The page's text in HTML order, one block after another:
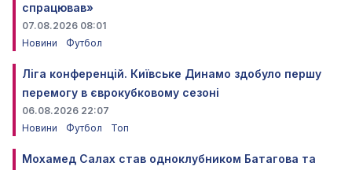
спрацював»
07.08.2026 08:01
Новини
Футбол
Ліга конференцій. Київське Динамо здобуло першу
перемогу в єврокубковому сезоні
06.08.2026 22:07
Новини
Футбол Топ
Мохамед Салах став одноклубником Батагова та